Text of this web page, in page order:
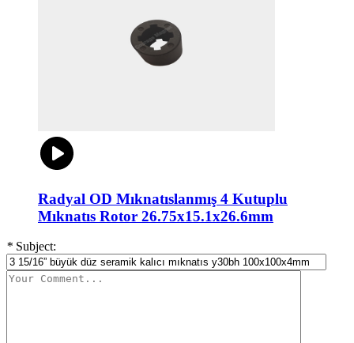
Radyal OD Mıknatıslanmış 4 Kutuplu
Mıknatıs Rotor 26.75x15.1x26.6mm
* Subject: